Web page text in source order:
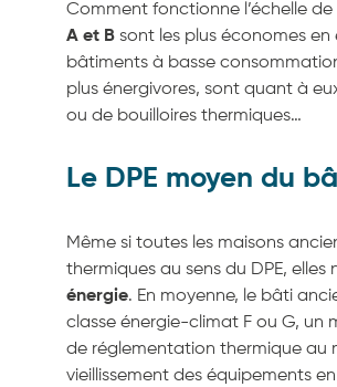
Comment fonctionne l’échelle de
A et B sont les plus économes
bâtiments à basse
plus énergivores, sont quant à
ou de bouilloires thermiques…
Le DPE moyen du
Même si toutes les maisons
thermiques au sens du DPE, elles
énergie. En moyenne, le bâti
classe énergie-climat F ou G, un
de réglementation thermique au
vieillissement des équipements